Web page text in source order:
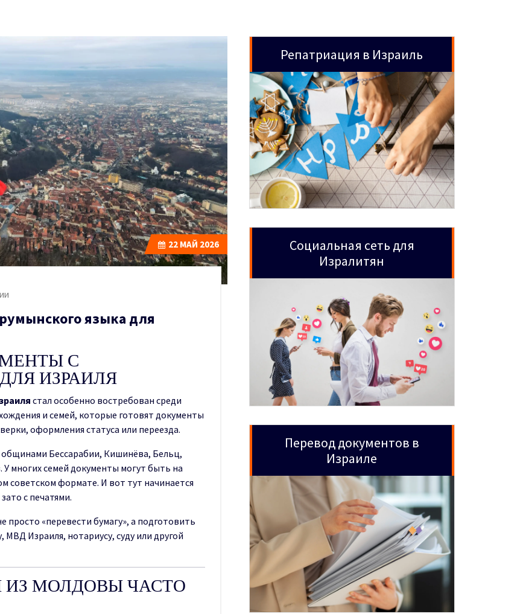
22МАЙ 2026
языка для
С
ИЗРАИЛЯ
стал особенно востребован среди
и семей, которые готовят документы
оформления статуса или переезда.
общинами Бессарабии, Кишинёва, Бельц,
У многих семей документы могут быть на
советском формате. И вот тут начинается
с печатями.
«перевести бумагу», а подготовить
Израиля, нотариусу, суду или другой
МОЛДОВЫ ЧАСТО
Репатриация в Израиль
Социальная сеть для
Изралитян
Перевод документов в
Израиле